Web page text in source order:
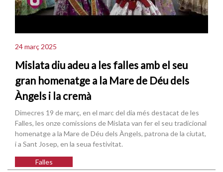
24 març 2025
Mislata diu adeu a les falles amb el seu
gran homenatge a la Mare de Déu dels
Àngels i la cremà
Dimecres 19 de març, en el marc del dia més destacat de les
Falles, les onze comissions de Mislata van fer el seu tradicional
homenatge a la Mare de Déu dels Àngels, patrona de la ciutat,
i a Sant Josep, en la seua festivitat.
Falles